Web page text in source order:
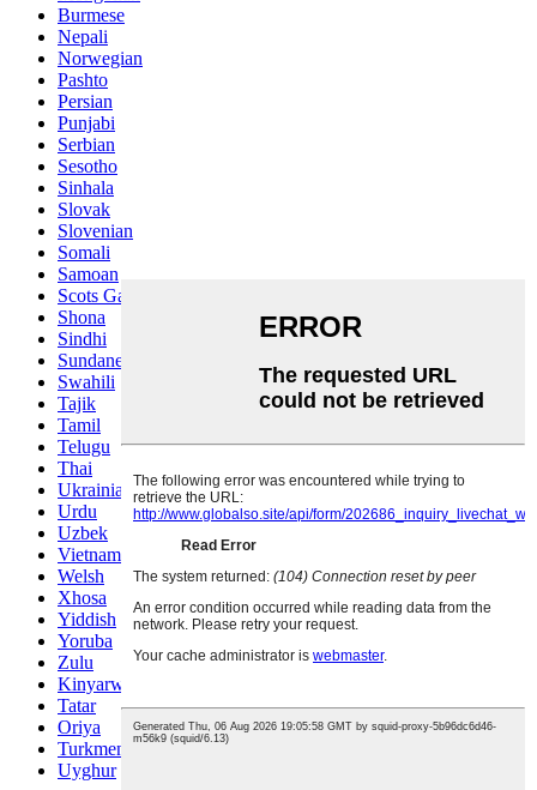
Burmese
Nepali
Norwegian
Pashto
Persian
Punjabi
Serbian
Sesotho
Sinhala
Slovak
Slovenian
Somali
Samoan
Scots Gaelic
Shona
Sindhi
Sundanese
Swahili
Tajik
Tamil
Telugu
Thai
Ukrainian
Urdu
Uzbek
Vietnamese
Welsh
Xhosa
Yiddish
Yoruba
Zulu
Kinyarwanda
Tatar
Oriya
Turkmen
Uyghur